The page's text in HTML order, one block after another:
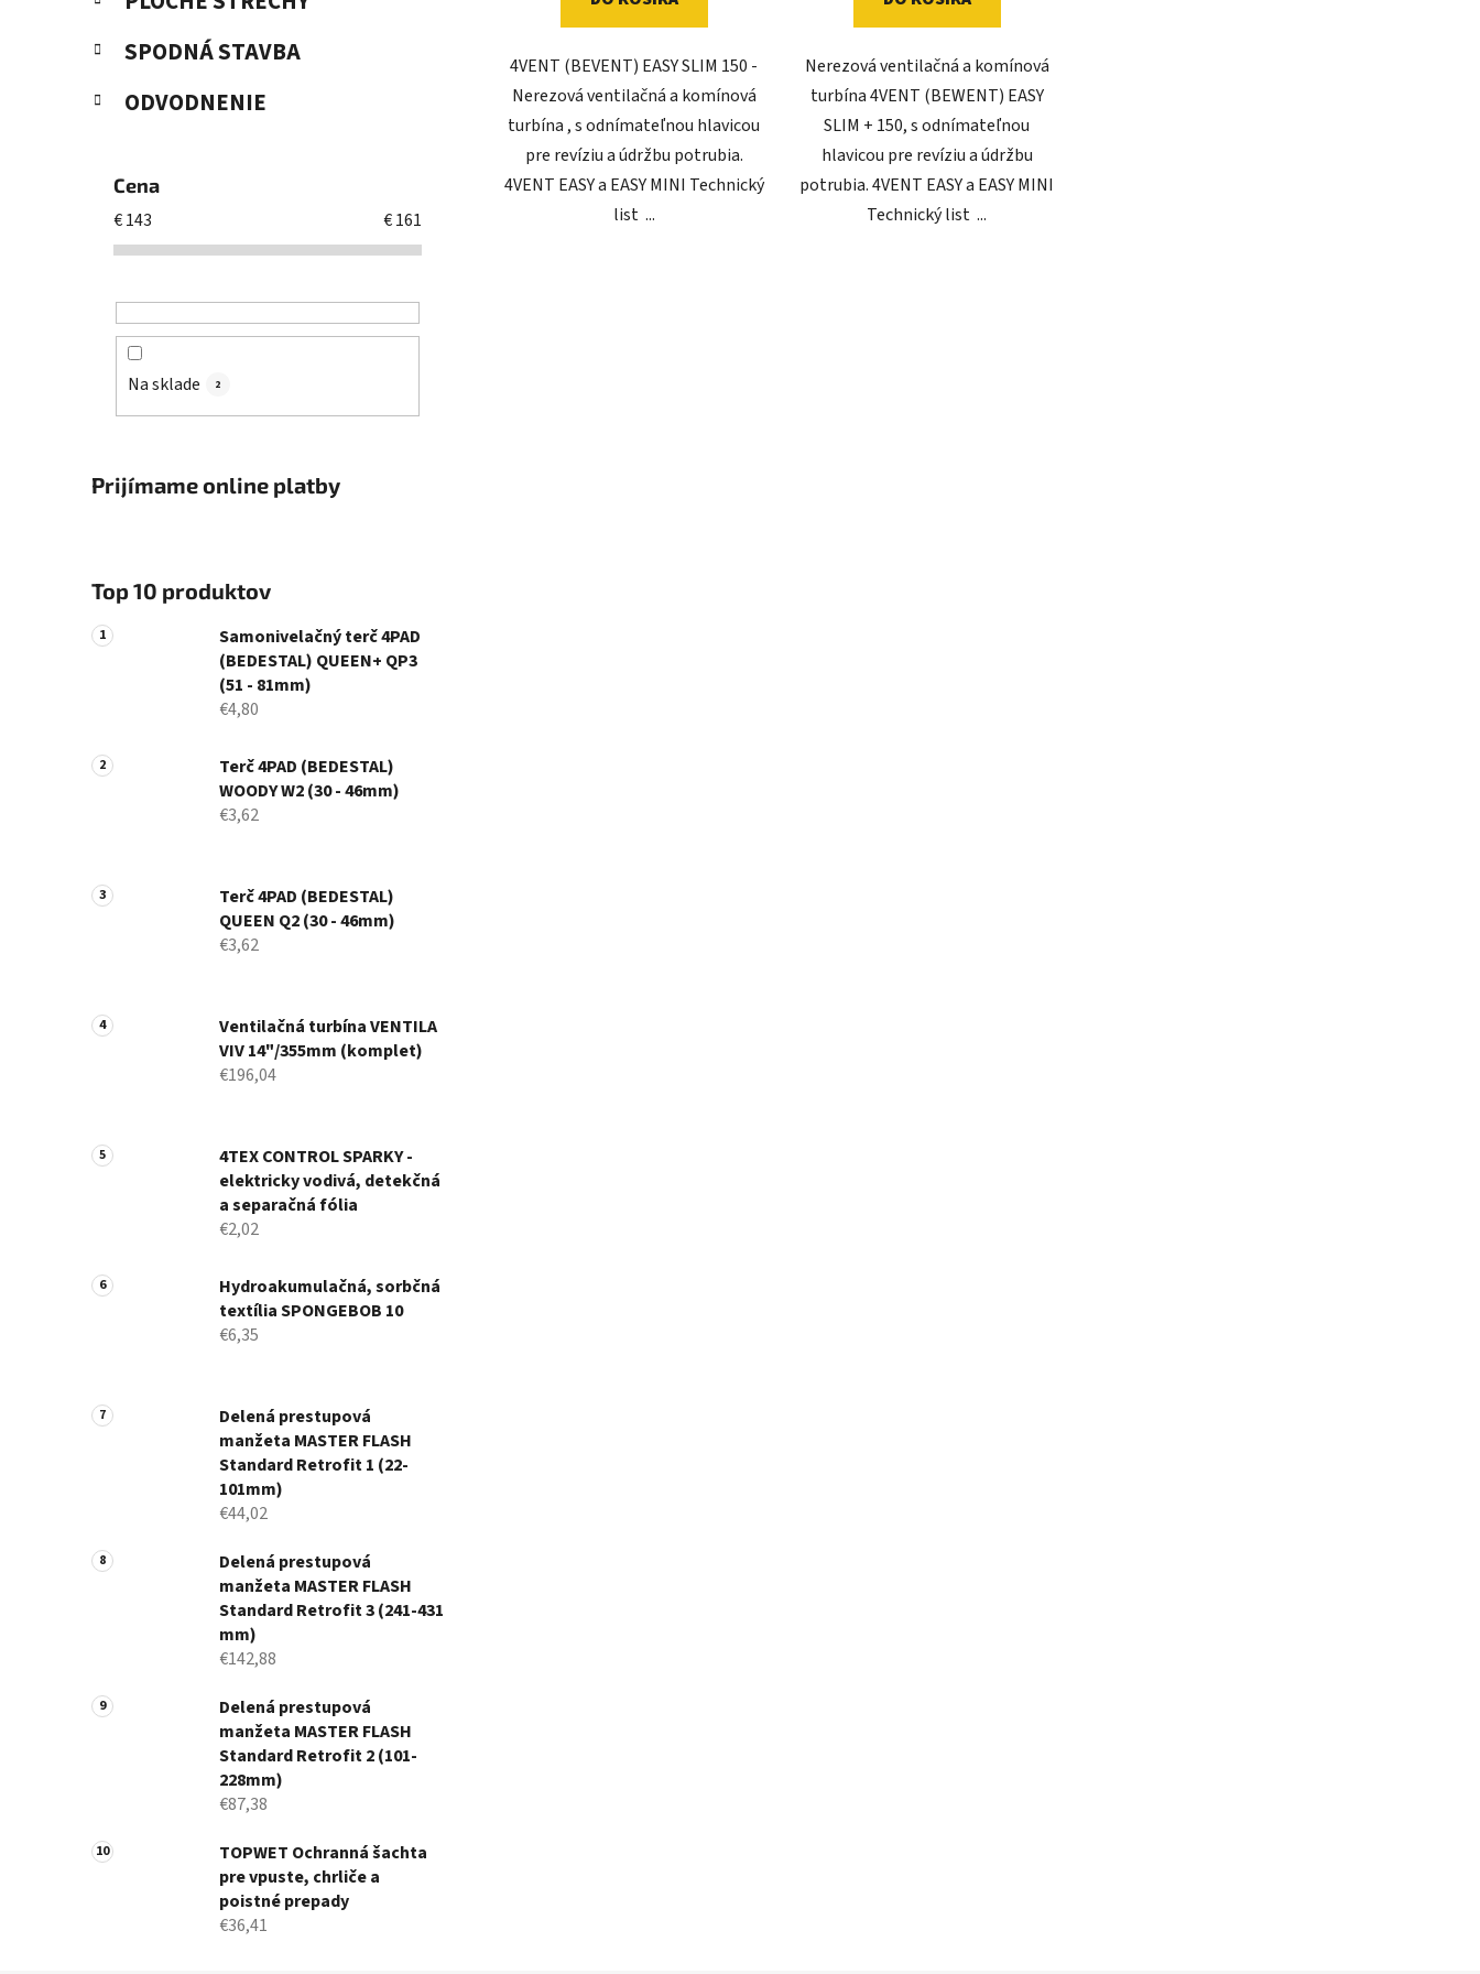
SPODNÁ STAVBA
ODVODNENIE
Cena
€143 €161
Na sklade 2
Prijímame online platby
Top 10 produktov
Samonivelačný terč 4PAD
(BEDESTAL) QUEEN+ QP3
(51 - 81mm)
€4,80
Terč 4PAD (BEDESTAL)
WOODY W2 (30 - 46mm)
€3,62
Terč 4PAD (BEDESTAL)
QUEEN Q2 (30 - 46mm)
€3,62
Ventilačná turbína VENTILA
VIV 14"/355mm (komplet)
€196,04
4TEX CONTROL SPARKY -
elektricky vodivá, detekčná
a separačná fólia
€2,02
Hydroakumulačná, sorbčná
textília SPONGEBOB 10
€6,35
Delená prestupová
manžeta MASTER FLASH
Standard Retrofit 1 (22-
101mm)
€44,02
Delená prestupová
manžeta MASTER FLASH
Standard Retrofit 3 (241-431
mm)
€142,88
Delená prestupová
manžeta MASTER FLASH
Standard Retrofit 2 (101-
228mm)
€87,38
TOPWET Ochranná šachta
pre vpuste, chrliče a
poistné prepady
€36,41
4VENT (BEVENT) EASY SLIM 150 -
Nerezová ventilačná a komínová
turbína , s odnímateľnou hlavicou
pre revíziu a údržbu potrubia.
4VENT EASY a EASY MINI Technický
list ...
Nerezová ventilačná a komínová
turbína 4VENT (BEWENT) EASY
SLIM + 150, s odnímateľnou
hlavicou pre revíziu a údržbu
potrubia. 4VENT EASY a EASY MINI
Technický list ...